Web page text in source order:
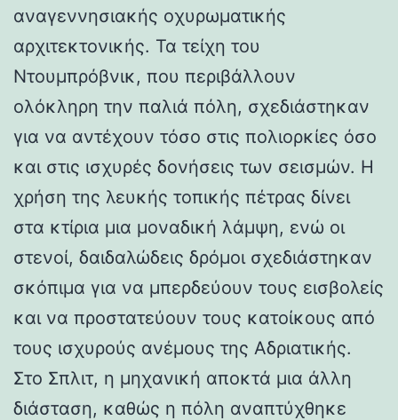
αναγεννησιακής οχυρωματικής
αρχιτεκτονικής. Τα τείχη του
Ντουμπρόβνικ, που περιβάλλουν
ολόκληρη την παλιά πόλη, σχεδιάστηκαν
για να αντέχουν τόσο στις πολιορκίες όσο
και στις ισχυρές δονήσεις των σεισμών. Η
χρήση της λευκής τοπικής πέτρας δίνει
στα κτίρια μια μοναδική λάμψη, ενώ οι
στενοί, δαιδαλώδεις δρόμοι σχεδιάστηκαν
σκόπιμα για να μπερδεύουν τους εισβολείς
και να προστατεύουν τους κατοίκους από
τους ισχυρούς ανέμους της Αδριατικής.
Στο Σπλιτ, η μηχανική αποκτά μια άλλη
διάσταση, καθώς η πόλη αναπτύχθηκε